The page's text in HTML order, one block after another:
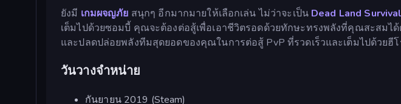
ยังมี เกมผจญภัย สนุกๆ อีกมากมายให้เลือกเล่น ไม่ว่าจะเป็น Dead Land Survival
เต็มไปด้วยซอมบี้ คุณจะต้องต่อสู้เพื่อเอาชีวิตรอดด้วยทักษะทรงพลังที่คุณสะสมได้
และปลดปล่อยพลังทีมสุดยอดของคุณในการต่อสู้ PvP ที่รวดเร็วและเต็มไปด้วยฮีโ
วันวางจำหน่าย
กันยายน 2019 (Steam)